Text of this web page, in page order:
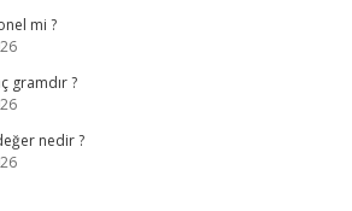
mi ?
gramdır ?
nedir ?